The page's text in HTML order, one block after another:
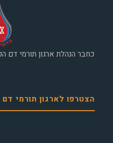
כחבר הנהלת ארגון תורמי דם
הצטרפו לארגון תורמי